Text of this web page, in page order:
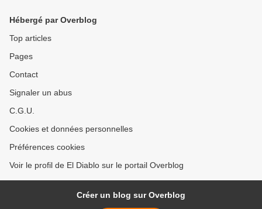
Hébergé par Overblog
Top articles
Pages
Contact
Signaler un abus
C.G.U.
Cookies et données personnelles
Préférences cookies
Voir le profil de El Diablo sur le portail Overblog
Créer un blog sur Overblog